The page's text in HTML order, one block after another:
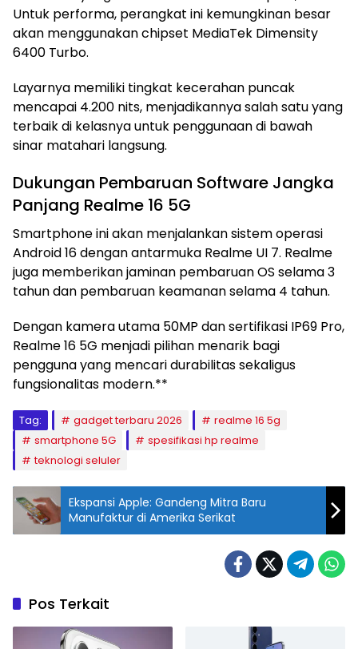
Untuk performa, perangkat ini kemungkinan besar
akan menggunakan chipset MediaTek Dimensity
6400 Turbo.
Layarnya memiliki tingkat kecerahan puncak
mencapai 4.200 nits, menjadikannya salah satu yang
terbaik di kelasnya untuk penggunaan di bawah
sinar matahari langsung.
Dukungan Pembaruan Software Jangka
Panjang Realme 16 5G
Smartphone ini akan menjalankan sistem operasi
Android 16 dengan antarmuka Realme UI 7. Realme
juga memberikan jaminan pembaruan OS selama 3
tahun dan pembaruan keamanan selama 4 tahun.
Dengan kamera utama 50MP dan sertifikasi IP69 Pro,
Realme 16 5G menjadi pilihan menarik bagi
pengguna yang mencari durabilitas sekaligus
fungsionalitas modern.**
Tag: gadget terbaru 2026
realme 16 5g
smartphone 5G
spesifikasi hp realme
teknologi seluler
Ekspansi Apple: Gandeng Mitra Baru
Manufaktur di Amerika Serikat
Pos Terkait